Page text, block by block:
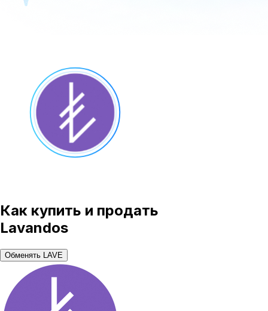
Как купить и продать
Lavandos
Обменять LAVE